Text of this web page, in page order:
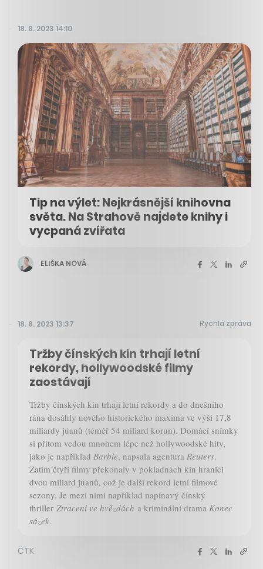
18. 8. 2023 14:10
Tip na výlet: Nejkrásnější knihovna
světa. Na Strahově najdete knihy i
vycpaná zvířata
ELIŠKA NOVÁ
18. 8. 2023 13:37 Rychlá zpráva
Tržby čínských kin trhají letní
rekordy, hollywoodské filmy
zaostávají
Tržby čínských kin trhají letní rekordy a do dnešního
rána dosáhly nového historického maxima ve výši 17,8
miliardy jüanů (téměř 54 miliard korun). Domácí snímky
si přitom vedou mnohem lépe než hollywoodské hity,
jako je například Barbie, napsala agentura Reuters.
Zatím čtyři filmy překonaly v pokladnách kin hranici
dvou miliard jüanů, což je další rekord letní filmové
sezony. Je mezi nimi například napínavý čínský
thriller Ztraceni ve hvězdách a kriminální drama Konec
sázek.
ČTK